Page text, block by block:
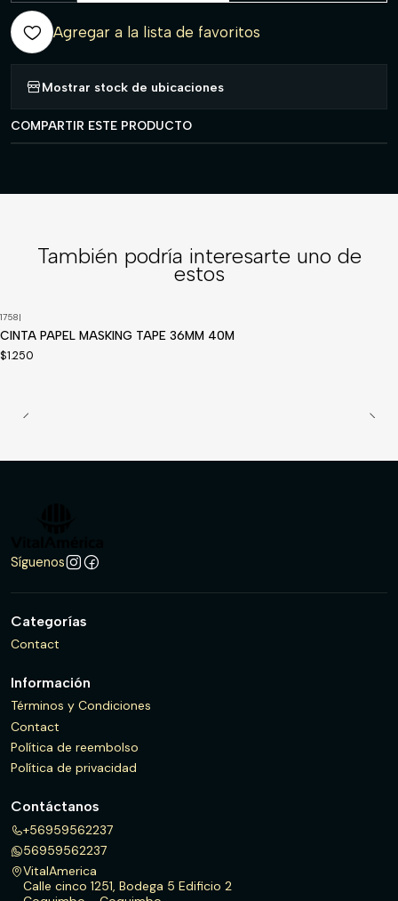
Agregar a la lista de favoritos
Mostrar stock de ubicaciones
COMPARTIR ESTE PRODUCTO
También podría interesarte uno de
estos
1758|
CINTA PAPEL MASKING TAPE 36MM 40M
$1.250
Síguenos
Categorías
Contact
Información
Términos y Condiciones
Contact
Política de reembolso
Política de privacidad
Contáctanos
+56959562237
56959562237
VitalAmerica
Calle cinco 1251, Bodega 5 Edificio 2